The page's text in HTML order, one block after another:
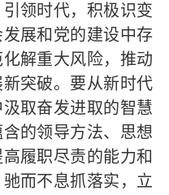
领时代，积极识变
展和党的建设中存
解重大风险，推动
突破。要从新时代
取奋发进取的智慧
的领导方法、思想
履职尽责的能力和
而不息抓落实，立